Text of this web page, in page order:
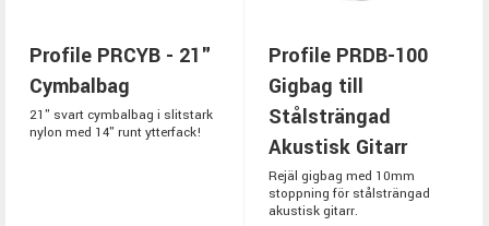
Profile PRCYB - 21"
Cymbalbag
21" svart cymbalbag i slitstark
nylon med 14" runt ytterfack!
Profile PRDB-100
Gigbag till
Stålsträngad
Akustisk Gitarr
Rejäl gigbag med 10mm
stoppning för stålsträngad
akustisk gitarr.